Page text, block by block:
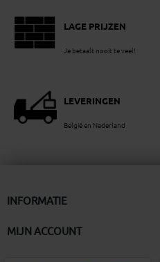
LAGE PRIJZEN
Je betaalt nooit te veel!
LEVERINGEN
België en Nederland
INFORMATIE
MIJN ACCOUNT